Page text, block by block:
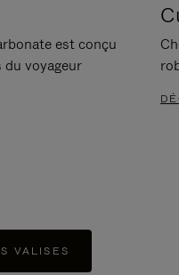
est conçu
voyageur
VALISES